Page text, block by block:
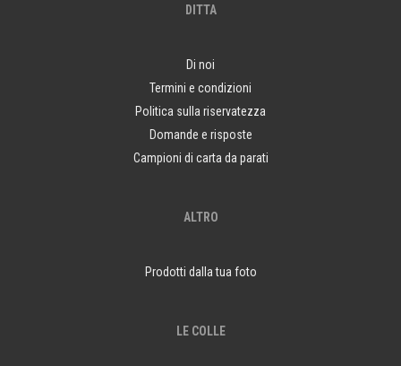
DITTA
Di noi
Termini e condizioni
Politica sulla riservatezza
Domande e risposte
Campioni di carta da parati
ALTRO
Prodotti dalla tua foto
LE COLLE